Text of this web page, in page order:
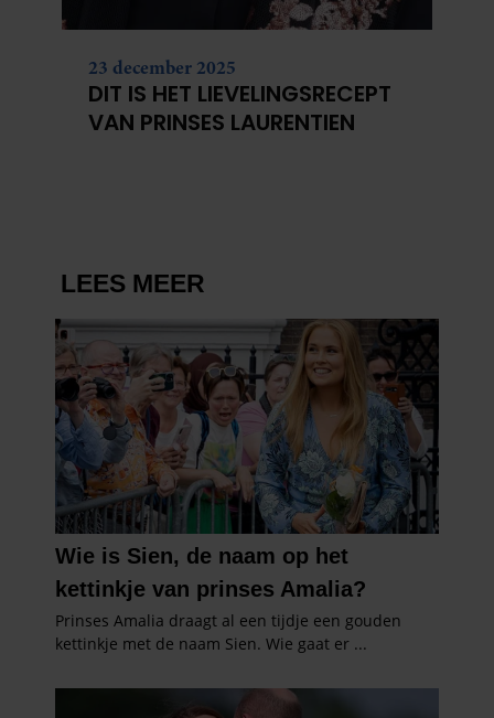
23 december 2025
DIT IS HET LIEVELINGSRECEPT
VAN PRINSES LAURENTIEN